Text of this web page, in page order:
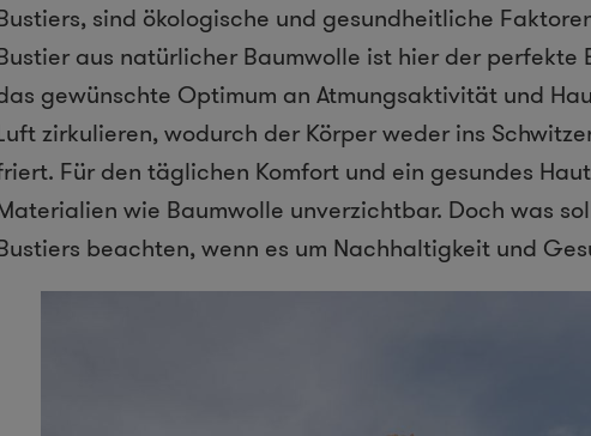
sind ökologische und gesundheitliche
aus natürlicher Baumwolle ist hier der perfekte
gewünschte Optimum an Atmungsaktivität und
zirkulieren, wodurch der Körper weder ins
Für den täglichen Komfort und ein gesundes
wie Baumwolle unverzichtbar. Doch was
beachten, wenn es um Nachhaltigkeit und